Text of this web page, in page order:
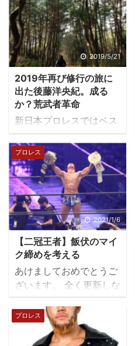
2019/5/21
2019年再び修行の旅に
出た後藤洋央紀。成る
か？荒武者革命
新日本プロレスではベス
ト・オブ・ザ・スーパー
ジュニア26が盛り上がっ
ている真っ最中ですが、
我らが「荒武者」こと後
藤洋央紀選手が意味深な
ツイートをしていまし
た。 危ぶめば道はなし。
復活への最後のピース、
嵌め込んでくるわ。探さ
ないで下さい#打倒ジェ
イホワイト#修行あるの
み
pic.twitter.com/gAvktR
Jq1w — 後藤 洋央紀
Goto hirooki
プロレス
2021/1/6
【二冠王者】飯伏のマイ
ク締めを考える
あけましておめでとうご
ざいます。 全く更新しな
いまま年が明けてしまい
ました。反省するととも
に、今年はもっと記事を
更新していこうと思いま
プロレス